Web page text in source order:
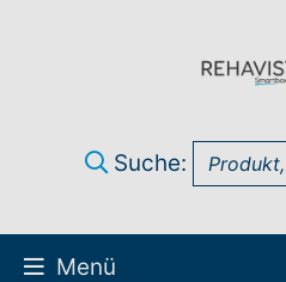
Suche:
Menü